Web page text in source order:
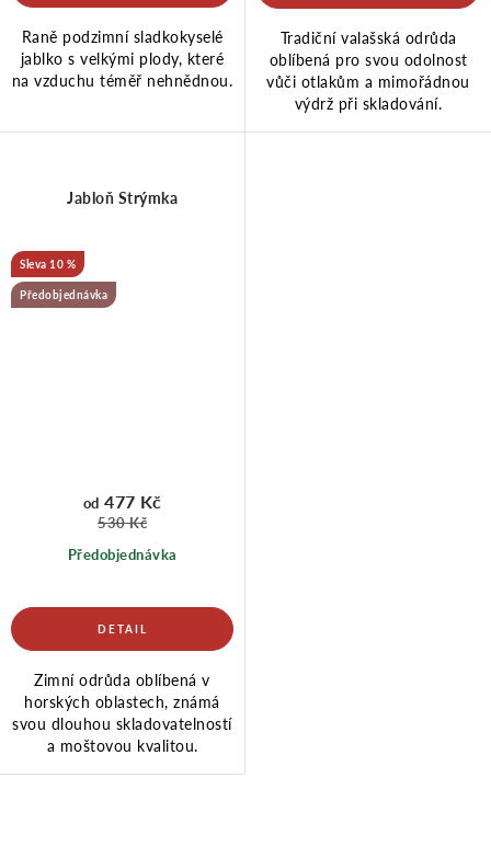
Raně podzimní sladkokyselé
jablko s velkými plody, které
na vzduchu téměř nehnědnou.
Tradiční valašská odrůda
oblíbená pro svou odolnost
vůči otlakům a mimořádnou
výdrž při skladování.
Jabloň Strýmka
10 %
Předobjednávka
Předobjednávka
od 477 Kč
530 Kč
Zimní odrůda oblíbená v
horských oblastech, známá
svou dlouhou skladovatelností
a moštovou kvalitou.